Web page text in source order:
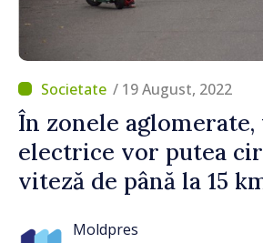
/ 19 August, 2022
În zonele
electrice vor putea
viteză de până la 15
Moldpres